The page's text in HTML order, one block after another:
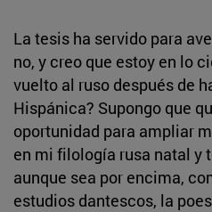
La tesis ha servido para
no, y creo que estoy en lo
vuelto al ruso después de
Hispánica? Supongo que
oportunidad para ampliar
en mi filología rusa natal y
aunque sea por encima,
estudios dantescos, la